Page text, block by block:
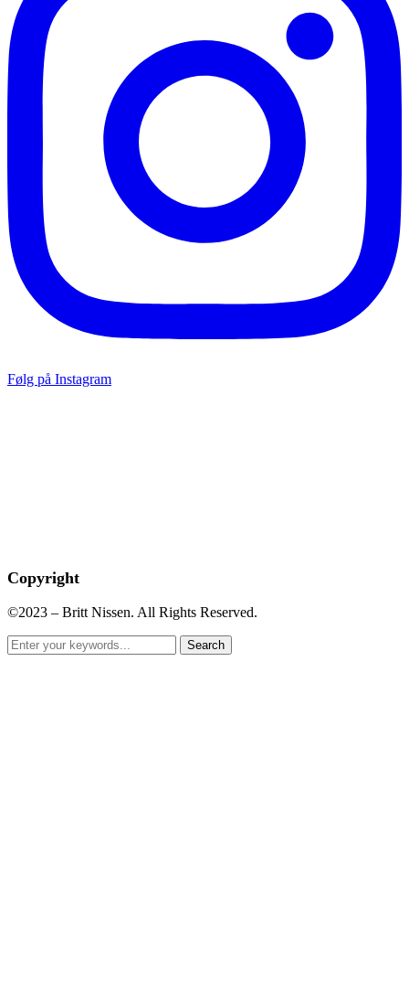
Følg på Instagram
Copyright
©2023 – Britt Nissen. All Rights Reserved.